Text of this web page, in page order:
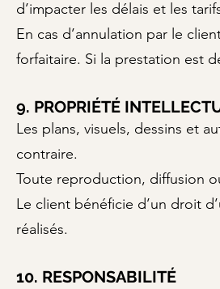
d’impacter les délais et les
En cas d’annulation par le
forfaitaire. Si la prestation est
9. PROPRIÉTÉ
Les plans, visuels, dessins et
contraire.
Toute reproduction, diffusion
Le client bénéficie d’un droit
réalisés.
10. RESPONSABILITÉ